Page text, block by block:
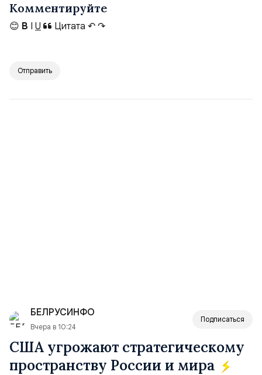
Комментируйте
😊 B I U Цитата ↶ ↷
Отправить
БЕЛРУСИНФО
Вчера в 10:24
Подписаться
США угрожают стратегическому
пространству России и мира